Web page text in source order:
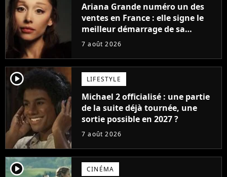
Ariana Grande numéro un des
ventes en France : elle signe le
meilleur démarrage de sa
carrière avec son album Petal
7 août 2026
player2 LIFESTYLE
Michael 2 officialisé : une partie
de la suite déjà tournée, une
sortie possible en 2027 ?
7 août 2026
player2 CINÉMA